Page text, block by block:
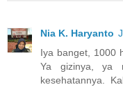
Nia K. Haryanto
Iya banget, 1000
Ya gizinya, ya
kesehatannya.